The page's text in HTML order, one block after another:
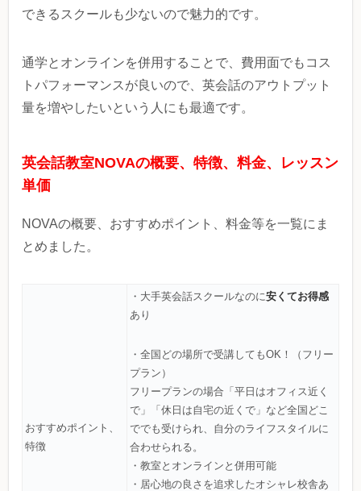
できるスクールも少ないので魅力的です。
通学とオンラインを併用することで、費用面でもコス
トパフォーマンスが良いので、英会話のアウトプット
量を増やしたいという人にも最適です。
英会話教室NOVAの概要、特徴、料金、レッスン
単価
NOVAの概要、おすすめポイント、料金等を一覧にま
とめました。
おすすめポイント、
特徴
・大手英会話スクールなのに安くてお得感
あり
・全国どの場所で受講してもOK！（フリー
プラン）
フリープランの場合「平日はオフィス近く
で」「休日は自宅の近くで」など全国どこ
ででも受けられ、自分のライフスタイルに
合わせられる。
・教室とオンラインと併用可能
・居心地の良さを追求したオシャレ校舎あ